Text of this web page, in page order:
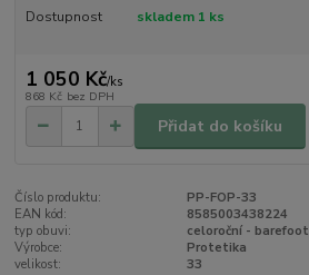
Dostupnost skladem 1 ks
1 050 Kč/ks
868 Kč bez DPH
Přidat do košíku
Číslo produktu:
PP-FOP-33
EAN kód:
8585003438224
typ obuvi:
celoroční - barefoot
Výrobce:
Protetika
velikost:
33